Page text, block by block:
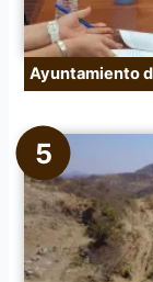
Ayuntamiento